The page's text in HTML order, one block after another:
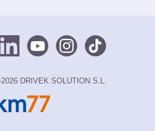
DRIVEK SOLUTION S.L.